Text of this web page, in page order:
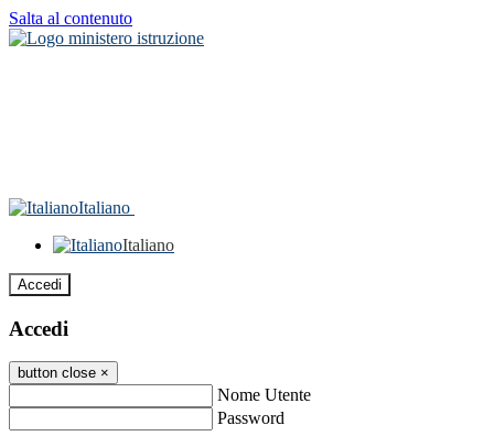
Salta al contenuto
Italiano
Italiano
Accedi
Accedi
button close ×
Nome Utente
Password